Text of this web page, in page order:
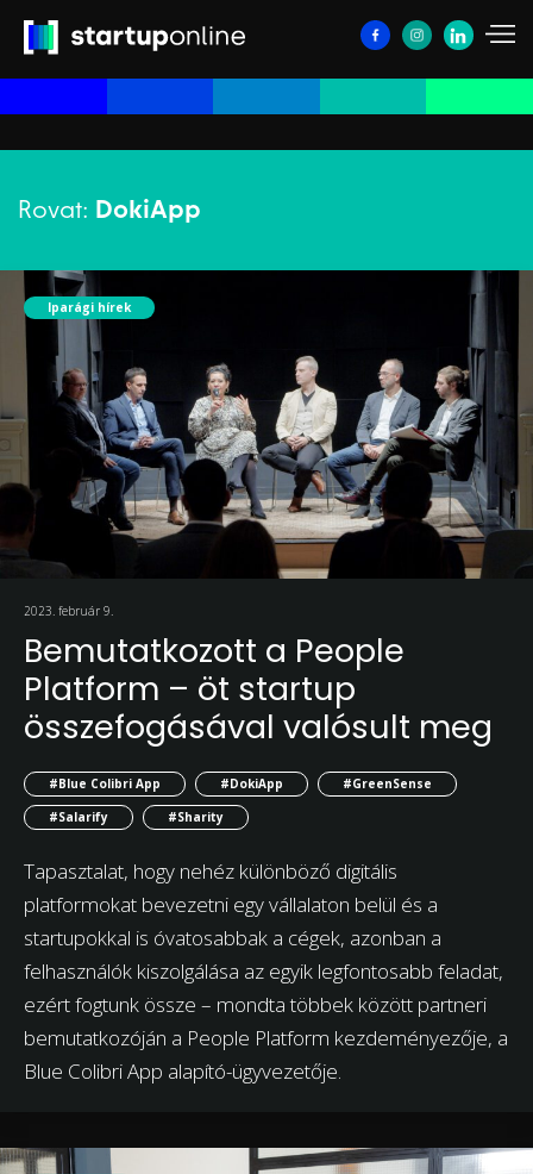
Rovat: DokiApp
Iparági hírek
2023. február 9.
Bemutatkozott a People
Platform – öt startup
összefogásával valósult meg
#Blue Colibri App #DokiApp
#GreenSense
#Salarify
#Sharity
Tapasztalat, hogy nehéz különböző digitális
platformokat bevezetni egy vállalaton belül és a
startupokkal is óvatosabbak a cégek, azonban a
felhasználók kiszolgálása az egyik legfontosabb feladat,
ezért fogtunk össze – mondta többek között partneri
bemutatkozóján a People Platform kezdeményezője, a
Blue Colibri App alapító-ügyvezetője.